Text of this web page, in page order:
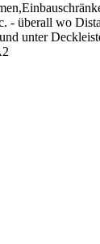
- überall wo
unter